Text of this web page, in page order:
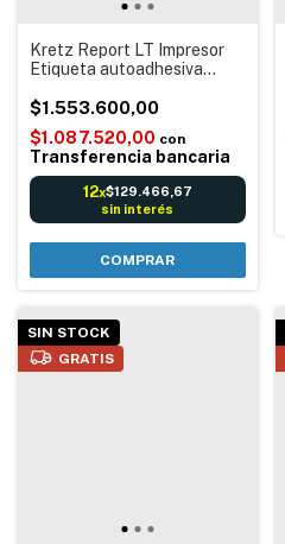
Kretz Report LT Impresor
Etiqueta autoadhesiva
Usb Itegra + 12 Rollos de
etiquetas
$1.553.600,00
$1.087.520,00 con
Transferencia bancaria
12x$129.466,67
sin interés
SIN STOCK
GRATIS